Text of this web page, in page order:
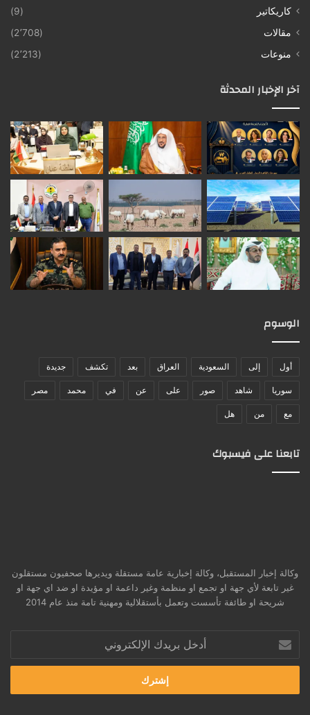
كاريكاتير
(9)
مقالات
(2٬708)
منوعات
(2٬213)
آخر الإخبار المحدثة
الوسوم
أول إلى السعودية العراق بعد تكشف جديدة
سوريا شاهد صور على عن في محمد مصر
مع من هل
تابعنا على فيسبوك
وكالة إخبار المستقبل، وكالة إخبارية عامة مستقلة ويديرها صحفيون مستقلون
غير تابعة لأي جهة او تجمع او منظمة وغير داعمة او مؤيدة او ضد اي جهة او
شريحة او طائفة تأسست وتعمل بأستقلالية ومهنية تامة منذ عام 2014
بريدك
الإلكتروني